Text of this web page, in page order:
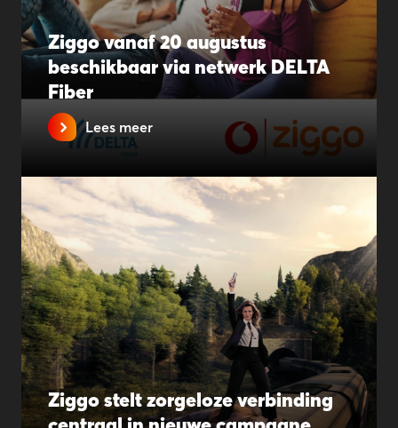
Ziggo vanaf 20 augustus
beschikbaar via netwerk DELTA
Fiber
Lees meer
Ziggo stelt zorgeloze verbinding